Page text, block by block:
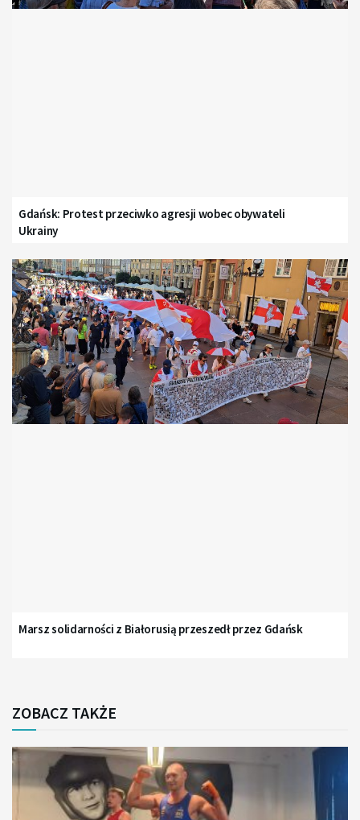
Gdańsk: Protest przeciwko agresji wobec obywateli
Ukrainy
Marsz solidarności z Białorusią przeszedł przez Gdańsk
ZOBACZ TAKŻE